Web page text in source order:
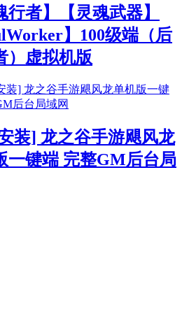
行者】【灵魂武器】
】100级端（后
）虚拟机版
装] 龙之谷手游飓风龙
一键端 完整GM后台局